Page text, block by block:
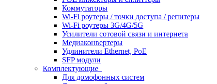
Коммутаторы
Wi-Fi роутеры / точки доступа / репитеры
Wi-Fi роутеры 3G/4G/5G
Усилители сотовой связи и интернета
Медиаконвертеры
Удлинители Ethernet, PoE
SFP модули
Комплектующие
Для домофонных систем